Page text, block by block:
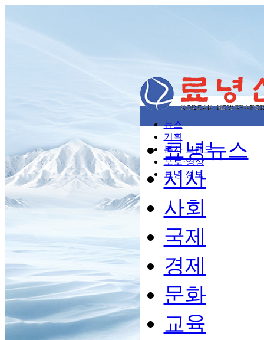
뉴스
기획
본사 브랜드
포토·영상
료녕 정보
료녕뉴스
시사
사회
국제
경제
문화
교육